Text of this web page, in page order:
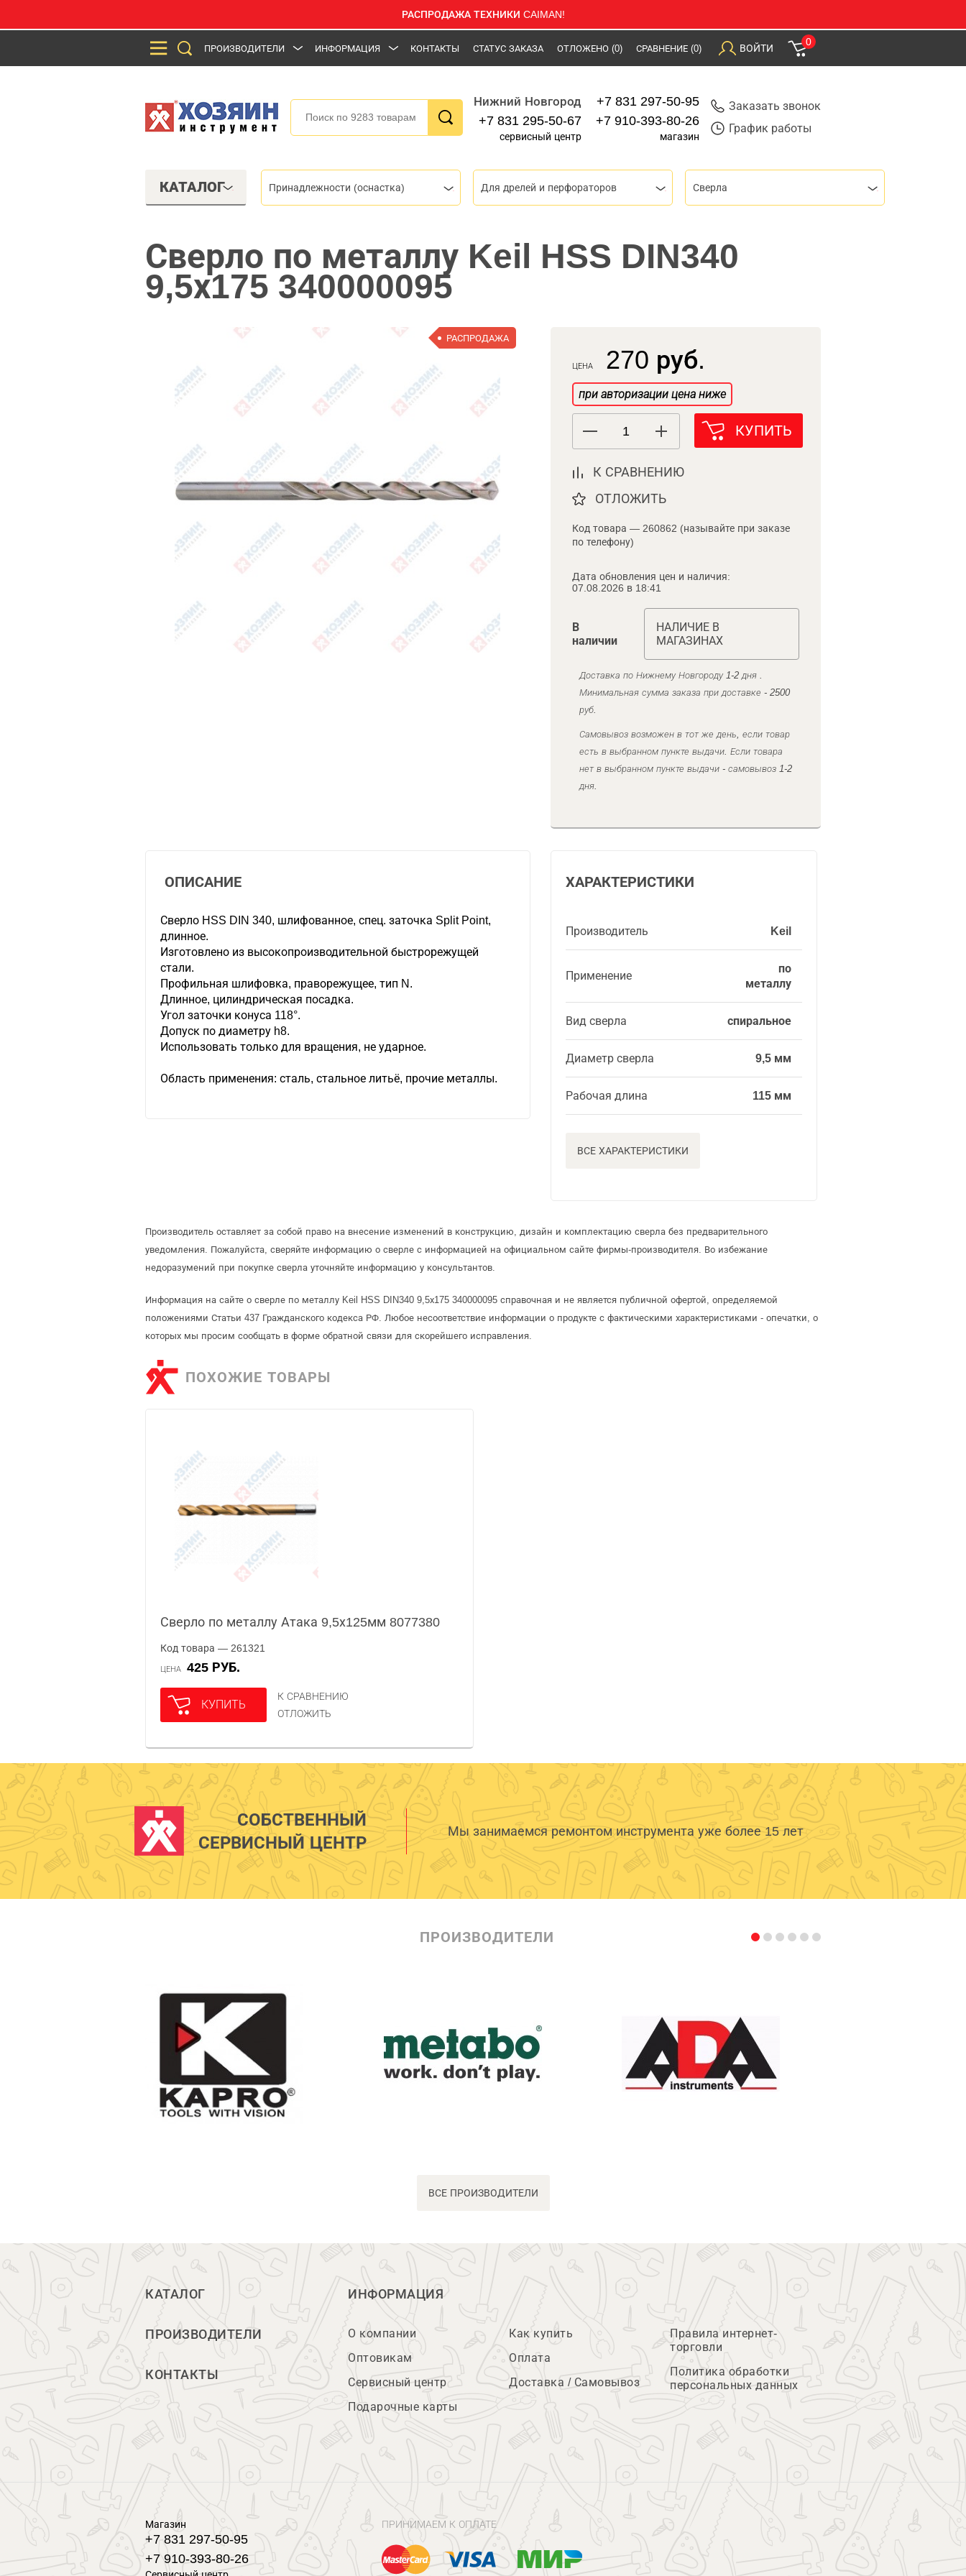
РАСПРОДАЖА ТЕХНИКИ CAIMAN!
ПРОИЗВОДИТЕЛИ ИНФОРМАЦИЯ КОНТАКТЫ СТАТУС ЗАКАЗА ОТЛОЖЕНО (0) СРАВНЕНИЕ (0) ВОЙТИ
0
Нижний Новгород
+7 831 295-50-67
сервисный центр
+7 831 297-50-95
+7 910-393-80-26
магазин
Заказать звонок
График работы
КАТАЛОГ Принадлежности (оснастка) Для дрелей и перфораторов Сверла
Сверло по металлу Keil HSS DIN340
9,5х175 340000095
РАСПРОДАЖА
ЦЕНА 270 руб.
при авторизации цена ниже
КУПИТЬ
К СРАВНЕНИЮ
ОТЛОЖИТЬ
Код товара — 260862 (называйте при заказе
по телефону)
Дата обновления цен и наличия:
07.08.2026 в 18:41
В
наличии
НАЛИЧИЕ В
МАГАЗИНАХ
Доставка по Нижнему Новгороду 1-2 дня .
Минимальная сумма заказа при доставке - 2500
руб.
Самовывоз возможен в тот же день, если товар
есть в выбранном пункте выдачи. Если товара
нет в выбранном пункте выдачи - самовывоз 1-2
дня.
ХАРАКТЕРИСТИКИ
Производитель Keil
Применение
по
металлу
Вид сверла спиральное
Диаметр сверла 9,5 мм
Рабочая длина 115 мм
ВСЕ ХАРАКТЕРИСТИКИ
ОПИСАНИЕ
Сверло HSS DIN 340, шлифованное, спец. заточка Split Point,
длинное.
Изготовлено из высокопроизводительной быстрорежущей
стали.
Профильная шлифовка, праворежущее, тип N.
Длинное, цилиндрическая посадка.
Угол заточки конуса 118°.
Допуск по диаметру h8.
Использовать только для вращения, не ударное.
Область применения: сталь, стальное литьё, прочие металлы.
Производитель оставляет за собой право на внесение изменений в конструкцию, дизайн и комплектацию сверла без предварительного
уведомления. Пожалуйста, сверяйте информацию о сверле с информацией на официальном сайте фирмы-производителя. Во избежание
недоразумений при покупке сверла уточняйте информацию у консультантов.
Информация на сайте о сверле по металлу Keil HSS DIN340 9,5х175 340000095 справочная и не является публичной офертой, определяемой
положениями Статьи 437 Гражданского кодекса РФ. Любое несоответствие информации о продукте с фактическими характеристиками - опечатки, о
которых мы просим сообщать в форме обратной связи для скорейшего исправления.
ПОХОЖИЕ ТОВАРЫ
Сверло по металлу Атака 9,5х125мм 8077380
Код товара — 261321
ЦЕНА 425 РУБ.
КУПИТЬ
К СРАВНЕНИЮ
ОТЛОЖИТЬ
СОБСТВЕННЫЙ
СЕРВИСНЫЙ ЦЕНТР
Мы занимаемся ремонтом инструмента уже более 15 лет
ПРОИЗВОДИТЕЛИ
ВСЕ ПРОИЗВОДИТЕЛИ
КАТАЛОГ
ПРОИЗВОДИТЕЛИ
КОНТАКТЫ
ИНФОРМАЦИЯ
О компании
Оптовикам
Сервисный центр
Подарочные карты
Как купить
Оплата
Доставка / Самовывоз
Правила интернет-
торговли
Политика обработки
персональных данных
Магазин
+7 831 297-50-95
+7 910-393-80-26
ПРИНИМАЕМ К ОПЛАТЕ